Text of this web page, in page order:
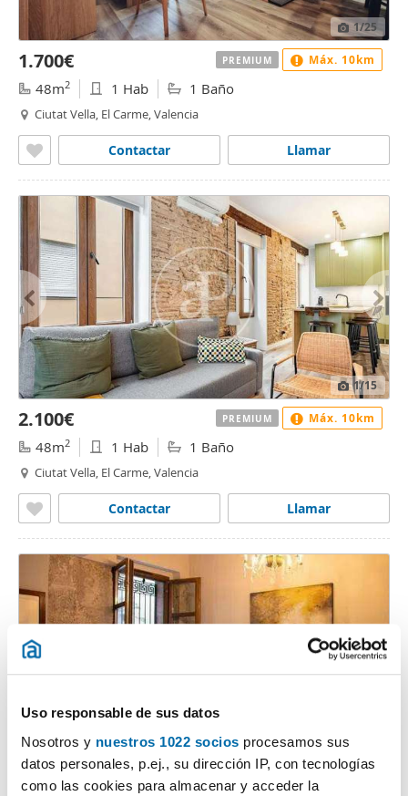
Uso responsable de sus datos
Nosotros y nuestros 1022 socios procesamos sus
datos personales, p.ej., su dirección IP, con tecnologías
como las cookies para almacenar y acceder la
1/25
1.700€
48m2 1 Hab 1 Baño
Ciutat Vella, El Carme, Valencia
Llamar
Contactar
PREMIUM Máx. 10km
1/15
2.100€
48m2 1 Hab 1 Baño
Ciutat Vella, El Carme, Valencia
Llamar
Contactar
PREMIUM Máx. 10km
1.800€ Máx. 10km